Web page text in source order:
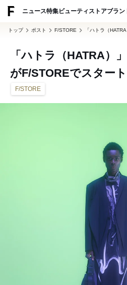
ニュース特集ビューティ ストアブラン
トップ ポスト F/STORE 「ハトラ（
「ハトラ（HATRA）
がF/STOREでスタート
F/STORE